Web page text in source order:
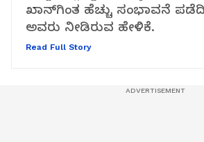
ಖಾನ್‌ಗಿಂತ ಹೆಚ್ಚು ಸಂಭಾವನೆ
ಅವರು ನೀಡಿರುವ ಹೇಳಿಕೆ.
Read Full Story